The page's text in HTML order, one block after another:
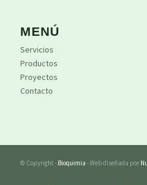
MENÚ
Servicios
Productos
Proyectos
Contacto
© Copyright - Bioquimia - Web diseñada por